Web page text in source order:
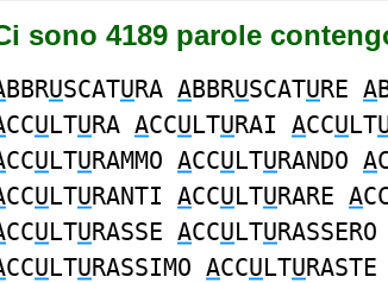
sono 4189 parole
BBRUSCATURA ABBRUSCATURE A
CCULTURA ACCULTURAI ACCULT
CCULTURAMMO ACCULTURANDO A
CCULTURANTI ACCULTURARE A
CCULTURASSE ACCULTURASSERO
CCULTURASSIMO ACCULTURASTE